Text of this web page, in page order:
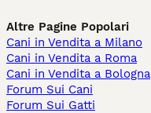
Altre Pagine Popolari
Cani in Vendita a Milano
Cani in Vendita a Roma
Cani in Vendita a Bologna
Forum Sui Cani
Forum Sui Gatti